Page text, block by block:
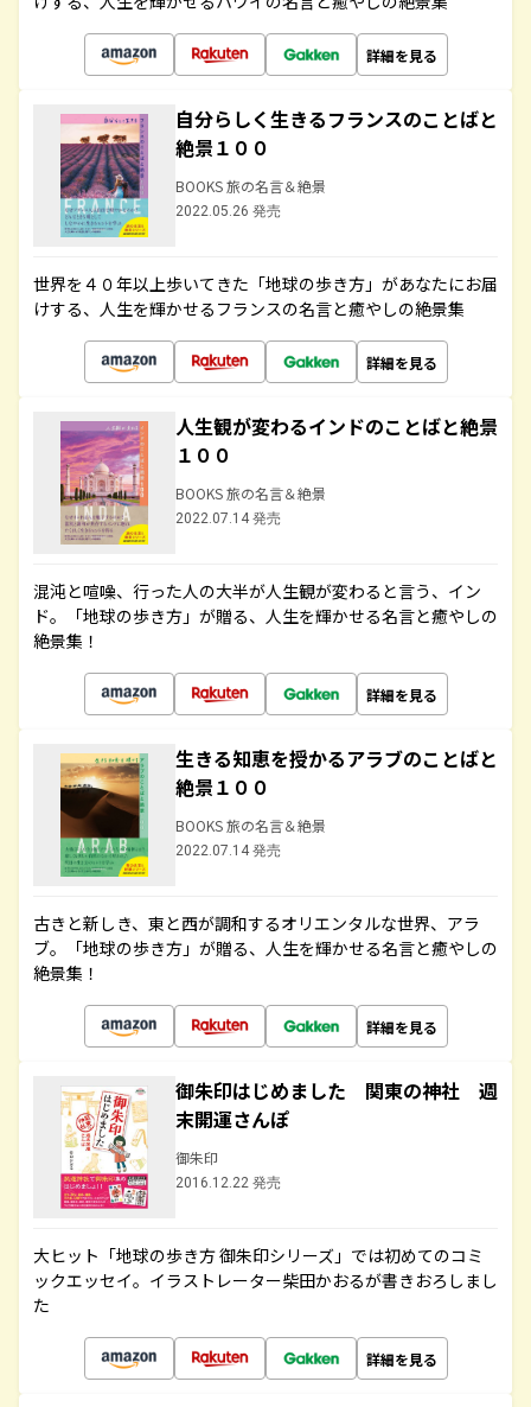
詳細を見る
自分らしく生きるフランスのことばと
絶景１００
BOOKS 旅の名言＆絶景
2022.05.26 発売
世界を４０年以上歩いてきた「地球の歩き方」があなたにお届
けする、人生を輝かせるフランスの名言と癒やしの絶景集
詳細を見る
人生観が変わるインドのことばと絶景
１００
BOOKS 旅の名言＆絶景
2022.07.14 発売
混沌と喧噪、行った人の大半が人生観が変わると言う、イン
ド。「地球の歩き方」が贈る、人生を輝かせる名言と癒やしの
絶景集！
詳細を見る
生きる知恵を授かるアラブのことばと
絶景１００
BOOKS 旅の名言＆絶景
2022.07.14 発売
古きと新しき、東と西が調和するオリエンタルな世界、アラ
ブ。「地球の歩き方」が贈る、人生を輝かせる名言と癒やしの
絶景集！
詳細を見る
御朱印はじめました 関東の神社 週
末開運さんぽ
御朱印
2016.12.22 発売
大ヒット「地球の歩き方 御朱印シリーズ」では初めてのコミ
ックエッセイ。イラストレーター柴田かおるが書きおろしまし
た
詳細を見る